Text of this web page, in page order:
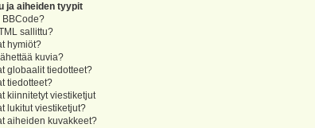
ja aiheiden tyypit
BBCode?
sallittu?
hymiöt?
kuvia?
globaalit tiedotteet?
tiedotteet?
kiinnitetyt viestiketjut
lukitut viestiketjut?
aiheiden kuvakkeet?